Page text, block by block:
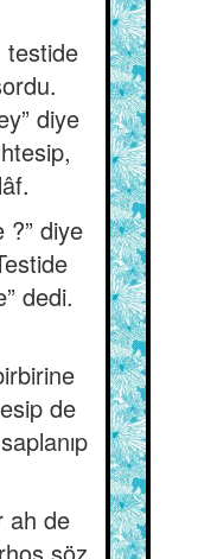
testide
diye
?” diye
dedi.
de
ah de